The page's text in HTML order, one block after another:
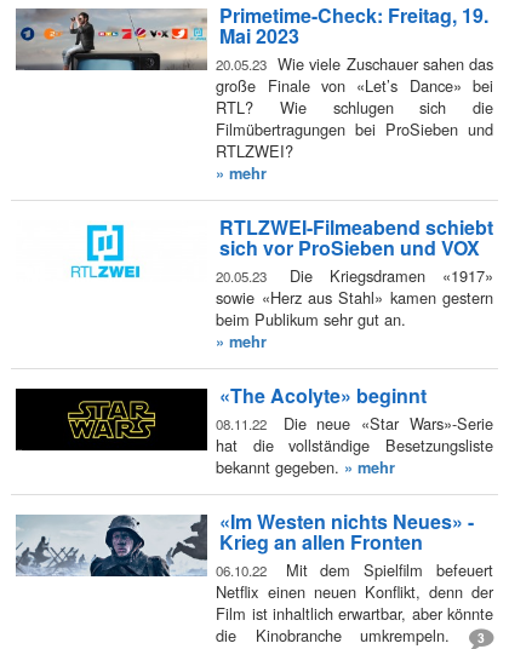
Primetime-Check: Freitag, 19.
Mai 2023
20.05.23 Wie viele Zuschauer sahen das
große Finale von «Let’s Dance» bei
RTL? Wie schlugen sich die
Filmübertragungen bei ProSieben und
RTLZWEI?
» mehr
RTLZWEI-Filmeabend schiebt
sich vor ProSieben und VOX
20.05.23
Die Kriegsdramen «1917»
sowie «Herz aus Stahl» kamen gestern
beim Publikum sehr gut an.
» mehr
«The Acolyte» beginnt
08.11.22
Die neue «Star Wars»-Serie
hat die vollständige Besetzungsliste
bekannt gegeben. » mehr
«Im Westen nichts Neues» -
Krieg an allen Fronten
06.10.22
Mit dem Spielfilm befeuert
Netflix einen neuen Konflikt, denn der
Film ist inhaltlich erwartbar, aber könnte
die Kinobranche umkrempeln.
3